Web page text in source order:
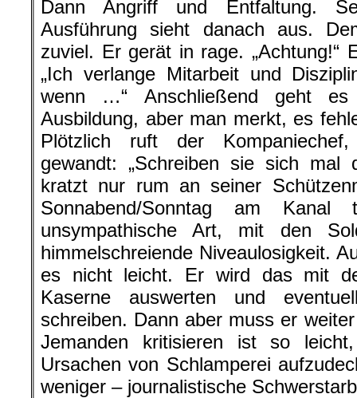
Dann Angriff und Entfaltung.
Ausführung sieht danach aus.
zuviel. Er gerät in rage. „Achtung!“
„Ich verlange Mitarbeit und
wenn …“ Anschließend geht
Ausbildung, aber man merkt, es
Plötzlich ruft der
gewandt: „Schreiben sie sich
kratzt nur rum an seiner
Sonnabend/Sonntag am Kanal
unsympathische Art, mit den
himmelschreiende Niveaulosigkeit.
es nicht leicht. Er wird das mit
Kaserne auswerten und
schreiben. Dann aber muss er
Jemanden kritisieren ist so
Ursachen von Schlamperei
weniger – journalistische